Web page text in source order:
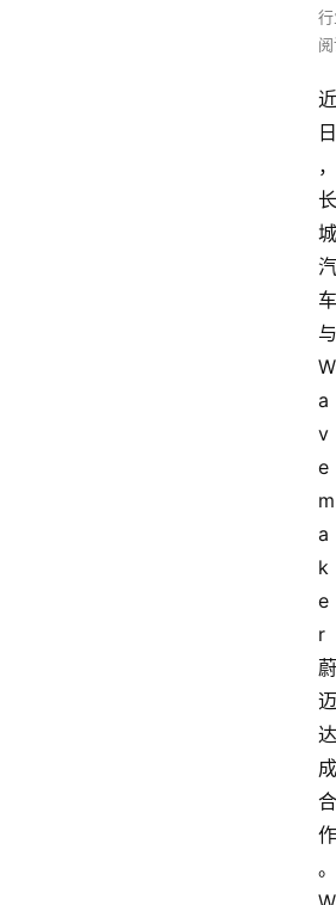
近
日
，
长
城
汽
车
与
W
a
v
e
m
a
k
e
r
蔚
迈
达
成
合
作
。